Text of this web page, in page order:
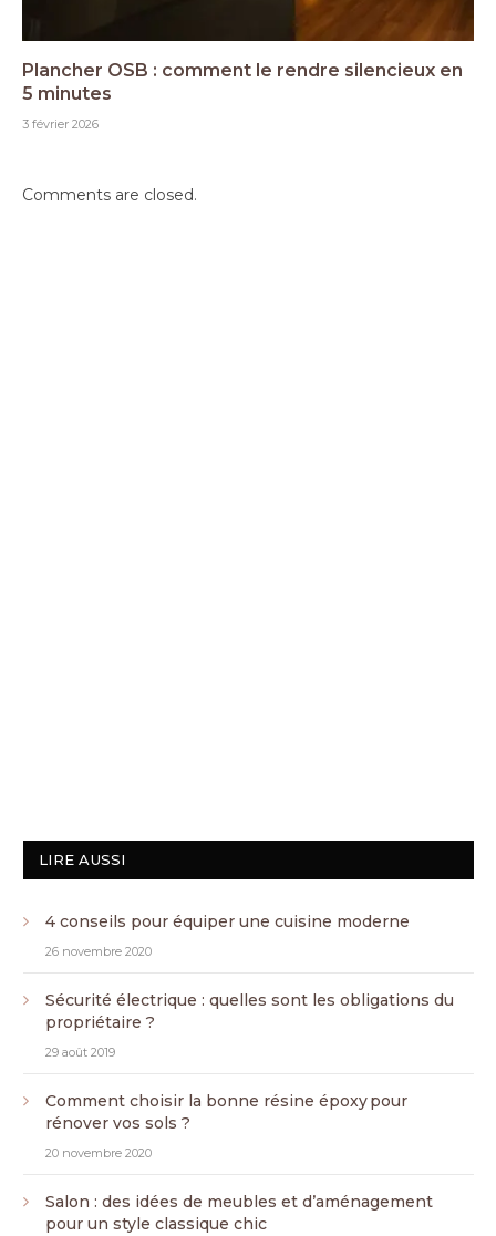
Plancher OSB : comment le rendre silencieux en
5 minutes
3 février 2026
Comments are closed.
LIRE AUSSI
4 conseils pour équiper une cuisine moderne
26 novembre 2020
Sécurité électrique : quelles sont les obligations du
propriétaire ?
29 août 2019
Comment choisir la bonne résine époxy pour
rénover vos sols ?
20 novembre 2020
Salon : des idées de meubles et d’aménagement
pour un style classique chic